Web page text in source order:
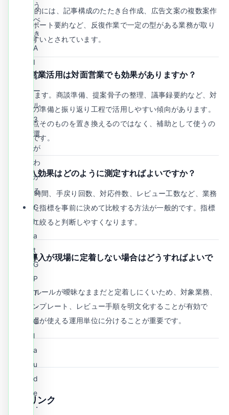
一般的には、記事構成のたたき台作成、広告文案の複数案作
成、レポート要約など、反復作業で一定の型がある業務が取り
組みやすいとされています。
AI営業活用は対面営業でも効果がありますか？
あります。商談準備、提案骨子の整理、議事録要約など、対
面前後の準備と振り返り工程で活用しやすい傾向があります。
顧客接点そのものを置き換えるのではなく、補助として使うの
が基本です。
導入効果はどのように測定すればよいですか？
作業時間、手戻り回数、対応件数、レビュー工数など、業務
に合った指標を事前に決めて比較する方法が一般的です。指標
は少数に絞ると判断しやすくなります。
AI導入が現場に定着しない場合はどうすればよいで
利用ルールが曖昧なままだと定着しにくいため、対象業務、
入力テンプレート、レビュー手順を明文化することが有効で
す。現場が使える運用単位に分けることが重要です。
関連リンク
う
べ
き
A
I
ツ
ー
ル
3
選
が
わ
か
る
C
h
a
t
G
P
T
・
C
l
a
u
d
e
・